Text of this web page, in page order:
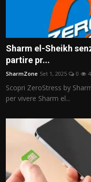
Sharm el-Sheikh
partire pr...
SharmZone Set 1, 2025 0
Scopri ZeroStress by
per vivere Sharm el...